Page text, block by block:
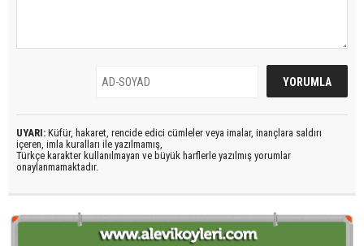
UYARI: Küfür, hakaret, rencide edici cümleler veya imalar, inançlara saldırı
içeren, imla kuralları ile yazılmamış,
Türkçe karakter kullanılmayan ve büyük harflerle yazılmış yorumlar
onaylanmamaktadır.